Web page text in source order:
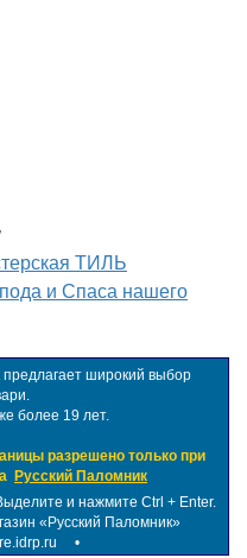
ТИЛЬ
и Спаса нашего
широкий выбор
более 19 лет.
разрешено только при
Русский Паломник
и нажмите Ctrl + Enter.
«Русский Паломник»
•